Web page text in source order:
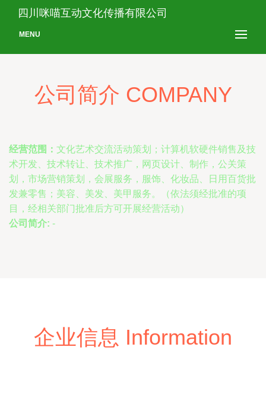
四川咪喵互动文化传播有限公司
MENU
公司简介 COMPANY
经营范围： 文化艺术交流活动策划；计算机软硬件销售及技
术开发、技术转让、技术推广，网页设计、制作，公关策
划，市场营销策划，会展服务，服饰、化妆品、日用百货批
发兼零售；美容、美发、美甲服务。（依法须经批准的项
目，经相关部门批准后方可开展经营活动）
公司简介: -
企业信息 Information